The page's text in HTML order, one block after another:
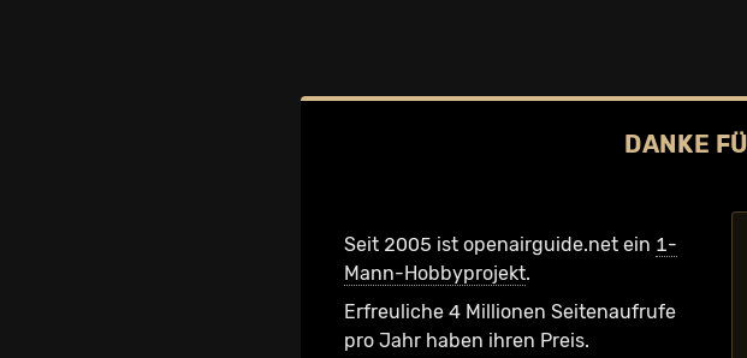
DANKE
Seit 2005 ist openairguide.net ein 1-
Mann-Hobbyprojekt.
Erfreuliche 4 Millionen Seiten­aufrufe
pro Jahr haben ihren Preis.